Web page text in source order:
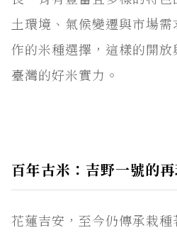
土環境、氣候變遷與市場
作的米種選擇，這樣的開
臺灣的好米實力。
百年古米：吉野一號的
花蓮吉安，至今仍傳承栽